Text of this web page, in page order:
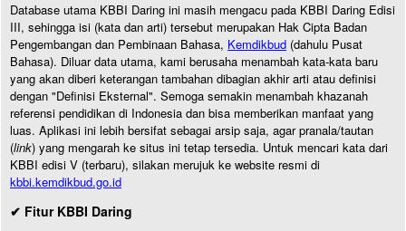
Database utama KBBI Daring ini masih mengacu pada KBBI Daring Edisi
III, sehingga isi (kata dan arti) tersebut merupakan Hak Cipta Badan
Pengembangan dan Pembinaan Bahasa, Kemdikbud (dahulu Pusat
Bahasa). Diluar data utama, kami berusaha menambah kata-kata baru
yang akan diberi keterangan tambahan dibagian akhir arti atau definisi
dengan "Definisi Eksternal". Semoga semakin menambah khazanah
referensi pendidikan di Indonesia dan bisa memberikan manfaat yang
luas. Aplikasi ini lebih bersifat sebagai arsip saja, agar pranala/tautan
(link) yang mengarah ke situs ini tetap tersedia. Untuk mencari kata dari
KBBI edisi V (terbaru), silakan merujuk ke website resmi di
kbbi.kemdikbud.go.id
✔ Fitur KBBI Daring